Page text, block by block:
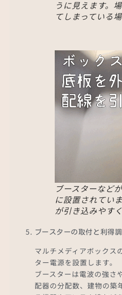
うに見えます。
てしまっている
ブースターなど
に設置されてい
が引き込みやす
ブースターの取付と利得
マルチメディアボックス
ター電源を設置します。
ブースターは電波の強さ
配器の分配数、建物の築